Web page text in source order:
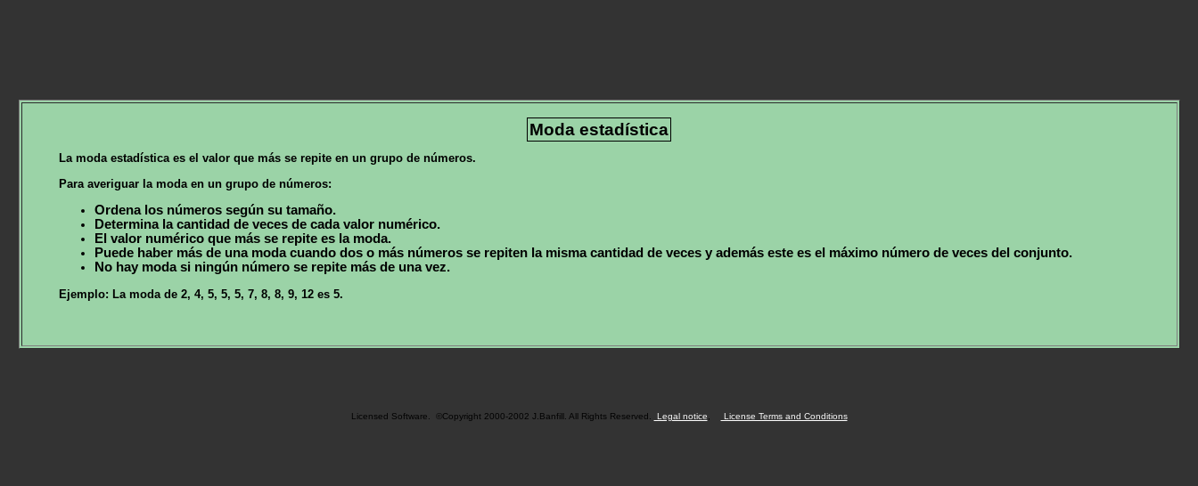
Moda estadística
La moda estadística es el valor que más se repite en un grupo de números.
Para averiguar la moda en un grupo de números:
Ordena los números según su tamaño.
Determina la cantidad de veces de cada valor numérico.
El valor numérico que más se repite es la moda.
Puede haber más de una moda cuando dos o más números se repiten la misma cantidad de veces y además este es el máximo número de veces del conjunto.
No hay moda si ningún número se repite más de una vez.
Ejemplo: La moda de 2, 4, 5, 5, 5, 7, 8, 8, 9, 12 es 5.
Licensed Software. ©Copyright 2000-2002 J.Banfill. All Rights Reserved. Legal notice License Terms and Conditions